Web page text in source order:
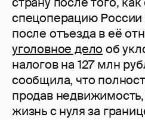
спецоперацию России
после отъезда в её
уголовное дело об
налогов на 127 млн
сообщила, что
продав
жизнь с нуля за